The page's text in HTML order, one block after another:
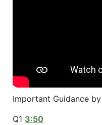
Important Guidance
Q1 3:50